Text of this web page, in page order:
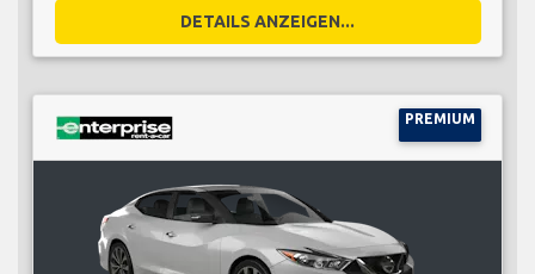
DETAILS ANZEIGEN...
PREMIUM